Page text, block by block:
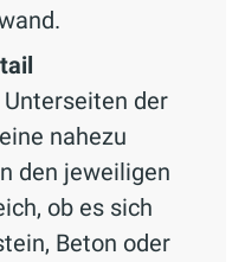
der
nahezu
den jeweiligen
ob es sich
Beton oder